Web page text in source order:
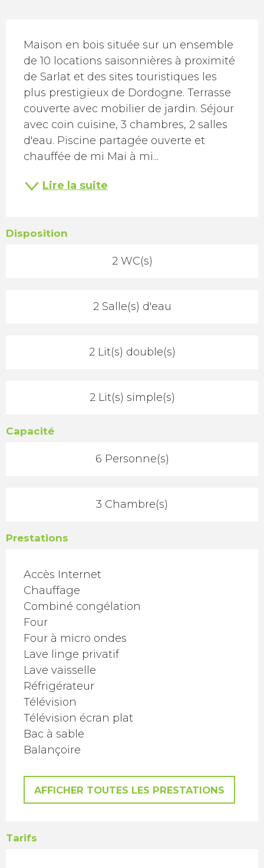
Description
Maison en bois située sur un ensemble
de 10 locations saisonnières à proximité
de Sarlat et des sites touristiques les
plus prestigieux de Dordogne. Terrasse
couverte avec mobilier de jardin. Séjour
avec coin cuisine, 3 chambres, 2 salles
d'eau. Piscine partagée ouverte et
chauffée de mi Mai à mi...
Lire la suite
Disposition
2 WC(s)
2 Salle(s) d'eau
2 Lit(s) double(s)
2 Lit(s) simple(s)
Capacité
6 Personne(s)
3 Chambre(s)
Prestations
Accès Internet
Chauffage
Combiné congélation
Four
Four à micro ondes
Lave linge privatif
Lave vaisselle
Réfrigérateur
Télévision
Télévision écran plat
Bac à sable
Balançoire
AFFICHER TOUTES LES PRESTATIONS
Tarifs